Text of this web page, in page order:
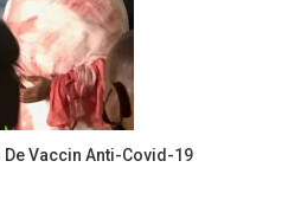
De Vaccin Anti-Covid-19